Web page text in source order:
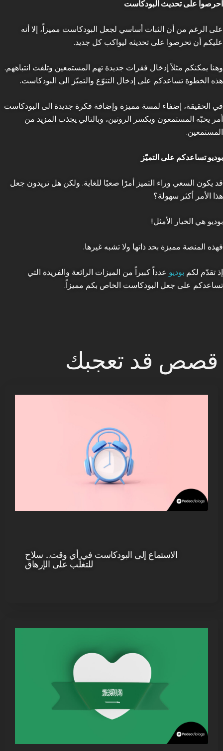
احرصوا على تحديث البودكاست
على الرغم من أن الثبات أساسي لجعل البودكاست مميزاً، إلا أنه
عليكم أن تحرصوا على تحديثه ليواكب كل جديد.
وهنا يمكنكم مثلاً إدخال فقرات جديدة تهم المستمعين وتلفت انتباههم.
هذه الخطوة تساعدكم على إدخال التنوّع والتميّز الى البودكاست.
في الحقيقة، إضفاء لمسة مميزة وإضافة فكرة جديدة الى البودكاست
أمر يحبّه المستمعون ويكسر الروتين، وبالتالي يجذب المزيد من
المستمعين.
بوديو تساعدكم على التميّز
قد يكون السعي وراء التميز أمرًا صعبًا للغاية. ولكن هل تريدون جعل
هذا الأمر أكثر سهولة؟
بوديو هي الخيار الأمثل!
فهذه المنصة مميزة بحد ذاتها ولا تشبه غيرها.
إذ تقدّم لكم بوديو عدداً كبيراً من الميزات الرائعة والفريدة التي
تساعدكم على جعل البودكاست الخاص بكم مميزاً.
قصص قد تعجبك
الاستماع إلى البودكاست في أي وقت… سلاح
للتغلّب على الإرهاق